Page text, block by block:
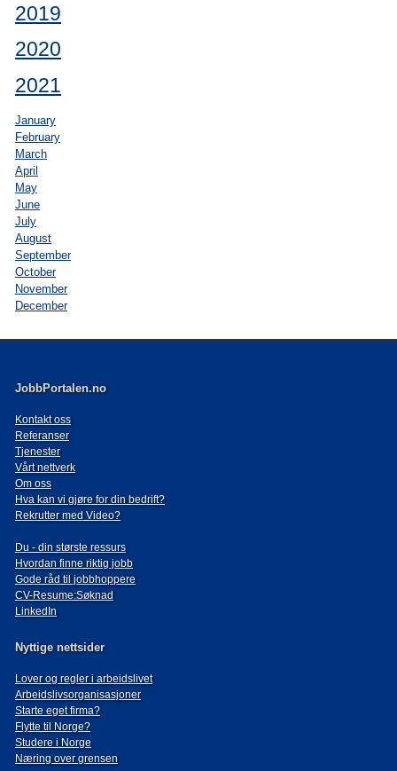
2019
2020
2021
January
February
March
April
May
June
July
August
September
October
November
December
JobbPortalen.no
Kontakt oss
Referanser
Tjenester
Vårt nettverk
Om oss
Hva kan vi gjøre for din bedrift?
Rekrutter med Video?
Du - din største ressurs
Hvordan finne riktig jobb
Gode råd til jobbhoppere
CV-Resume:Søknad
LinkedIn
Nyttige nettsider
Lover og regler i arbeidslivet
Arbeidslivsorganisasjoner
Starte eget firma?
Flytte til Norge?
Studere i Norge
Næring over grensen